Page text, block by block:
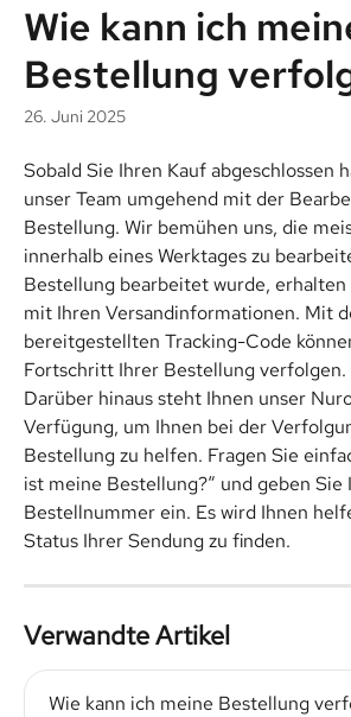
Wie kann ich
Bestellung
26. Juni 2025
Sobald Sie Ihren Kauf abgeschlossen
unser Team umgehend mit der
Bestellung. Wir bemühen uns, die
innerhalb eines Werktages zu
Bestellung bearbeitet wurde,
mit Ihren Versandinformationen. Mit
bereitgestellten Tracking-Code
Fortschritt Ihrer Bestellung verfolgen.
Darüber hinaus steht Ihnen unser
Verfügung, um Ihnen bei der
Bestellung zu helfen. Fragen Sie
ist meine Bestellung?“ und geben Sie
Bestellnummer ein. Es wird Ihnen
Status Ihrer Sendung zu finden.
Verwandte Artikel
Wie kann ich meine Bestellung